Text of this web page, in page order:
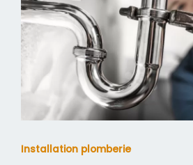
Installation plomberie